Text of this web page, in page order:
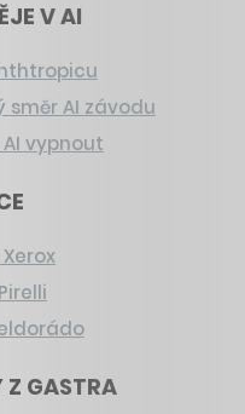
V AI
směr AI závodu
AI vypnout
Z GASTRA